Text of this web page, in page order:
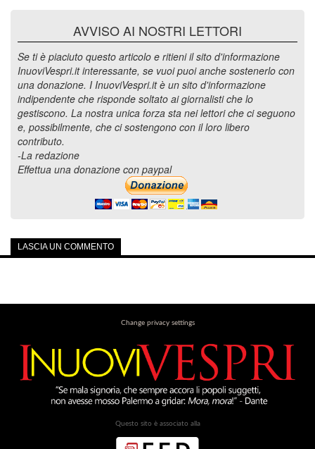
AVVISO AI NOSTRI LETTORI
Se ti è piaciuto questo articolo e ritieni il sito d'informazione
InuoviVespri.it interessante, se vuoi puoi anche sostenerlo con
una donazione. I InuoviVespri.it è un sito d'informazione
indipendente che risponde soltato ai giornalisti che lo
gestiscono. La nostra unica forza sta nei lettori che ci seguono
e, possibilmente, che ci sostengono con il loro libero
contributo.
-La redazione
Effettua una donazione con paypal
LASCIA UN COMMENTO
Change privacy settings
Questo sito è associato alla